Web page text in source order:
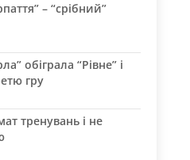
– “срібний”
обіграла “Рівне” і
гру
тренувань і не